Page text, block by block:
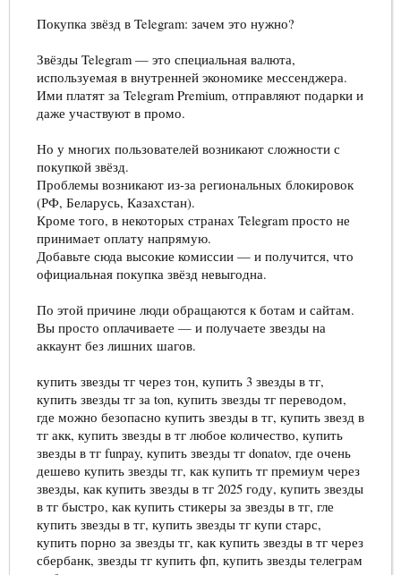
Покупка звёзд в Telegram: зачем это нужно?
Звёзды Telegram — это специальная валюта,
используемая в внутренней экономике мессенджера.
Ими платят за Telegram Premium, отправляют подарки и
даже участвуют в промо.
Но у многих пользователей возникают сложности с
покупкой звёзд.
Проблемы возникают из-за региональных блокировок
(РФ, Беларусь, Казахстан).
Кроме того, в некоторых странах Telegram просто не
принимает оплату напрямую.
Добавьте сюда высокие комиссии — и получится, что
официальная покупка звёзд невыгодна.
По этой причине люди обращаются к ботам и сайтам.
Вы просто оплачиваете — и получаете звезды на
аккаунт без лишних шагов.
купить звезды тг через тон, купить 3 звезды в тг,
купить звезды тг за ton, купить звезды тг переводом,
где можно безопасно купить звезды в тг, купить звезд в
тг акк, купить звезды в тг любое количество, купить
звезды в тг funpay, купить звезды тг donatov, где очень
дешево купить звезды тг, как купить тг премиум через
звезды, как купить звезды в тг 2025 году, купить звезды
в тг быстро, как купить стикеры за звезды в тг, гле
купить звезды в тг, купить звезды тг купи старс,
купить порно за звезды тг, как купить звезды в тг через
сбербанк, звезды тг купить фп, купить звезды телеграм